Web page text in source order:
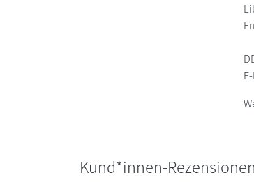
Kund*innen-Rezensionen